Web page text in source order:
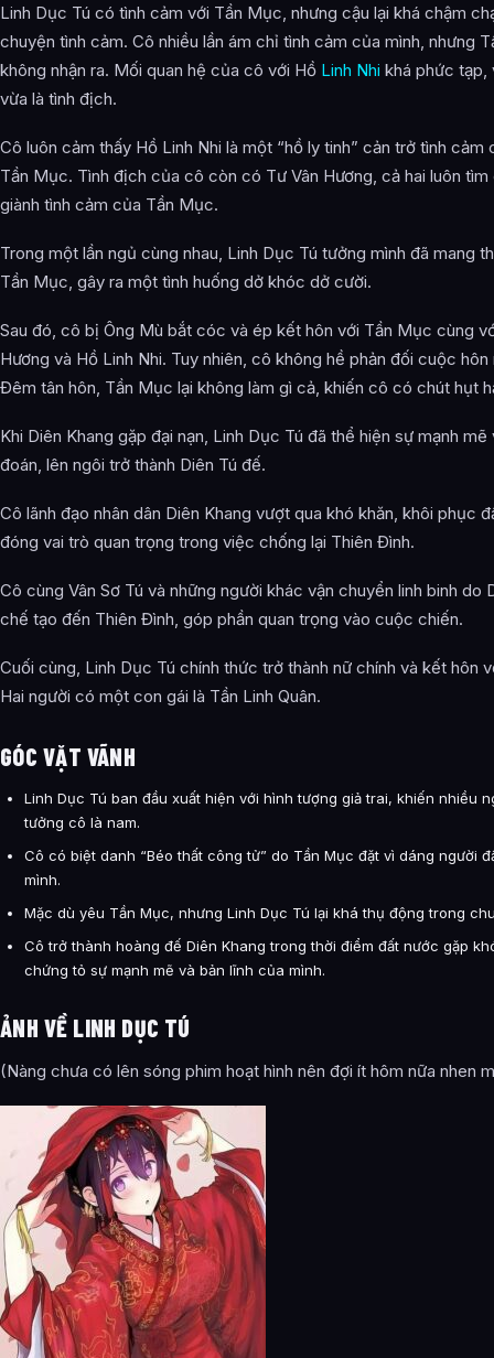
Linh Dục Tú có tình cảm với Tần Mục, nhưng cậu lại khá chậm
chuyện tình cảm. Cô nhiều lần ám chỉ tình cảm của mình, nhưng
không nhận ra. Mối quan hệ của cô với Hồ Linh Nhi khá phức tạp,
vừa là tình địch.
Cô luôn cảm thấy Hồ Linh Nhi là một “hồ ly tinh” cản trở tình cảm
Tần Mục. Tình địch của cô còn có Tư Vân Hương, cả hai luôn tìm
giành tình cảm của Tần Mục.
Trong một lần ngủ cùng nhau, Linh Dục Tú tưởng mình đã mang
Tần Mục, gây ra một tình huống dở khóc dở cười.
Sau đó, cô bị Ông Mù bắt cóc và ép kết hôn với Tần Mục cùng
Hương và Hồ Linh Nhi. Tuy nhiên, cô không hề phản đối cuộc hôn
Đêm tân hôn, Tần Mục lại không làm gì cả, khiến cô có chút hụt
Khi Diên Khang gặp đại nạn, Linh Dục Tú đã thể hiện sự mạnh
đoán, lên ngôi trở thành Diên Tú đế.
Cô lãnh đạo nhân dân Diên Khang vượt qua khó khăn, khôi phục
đóng vai trò quan trọng trong việc chống lại Thiên Đình.
Cô cùng Vân Sơ Tú và những người khác vận chuyển linh binh do
chế tạo đến Thiên Đình, góp phần quan trọng vào cuộc chiến.
Cuối cùng, Linh Dục Tú chính thức trở thành nữ chính và kết hôn
Hai người có một con gái là Tần Linh Quân.
GÓC VẶT VÃNH
Linh Dục Tú ban đầu xuất hiện với hình tượng giả trai, khiến nhiều
tưởng cô là nam.
Cô có biệt danh “Béo thất công tử” do Tần Mục đặt vì dáng người
mình.
Mặc dù yêu Tần Mục, nhưng Linh Dục Tú lại khá thụ động trong
Cô trở thành hoàng đế Diên Khang trong thời điểm đất nước gặp
chứng tỏ sự mạnh mẽ và bản lĩnh của mình.
ẢNH VỀ LINH DỤC TÚ
(Nàng chưa có lên sóng phim hoạt hình nên đợi ít hôm nữa nhen